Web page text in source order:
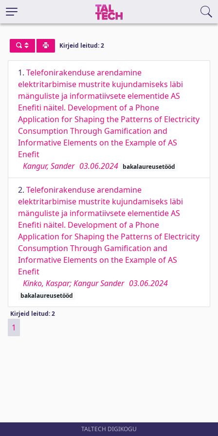
Kirjeid leitud: 2
1. Telefonirakenduse arendamine
elektritarbimise mustrite kujundamiseks läbi
mänguliste ja informatiivsete elementide AS
Enefiti näitel. Development of a Phone
Application for Shaping the Patterns of Electricity
Consumption Through Gamification and
Informative Elements on the Example of AS
Enefit
Kangur, Sander 03.06.2024 bakalaureusetööd
2. Telefonirakenduse arendamine
elektritarbimise mustrite kujundamiseks läbi
mänguliste ja informatiivsete elementide AS
Enefiti näitel. Development of a Phone
Application for Shaping the Patterns of Electricity
Consumption Through Gamification and
Informative Elements on the Example of AS
Enefit
Kinko, Kaspar; Kangur Sander 03.06.2024
bakalaureusetööd
Kirjeid leitud: 2
1
TALTECH DIGIKOGU